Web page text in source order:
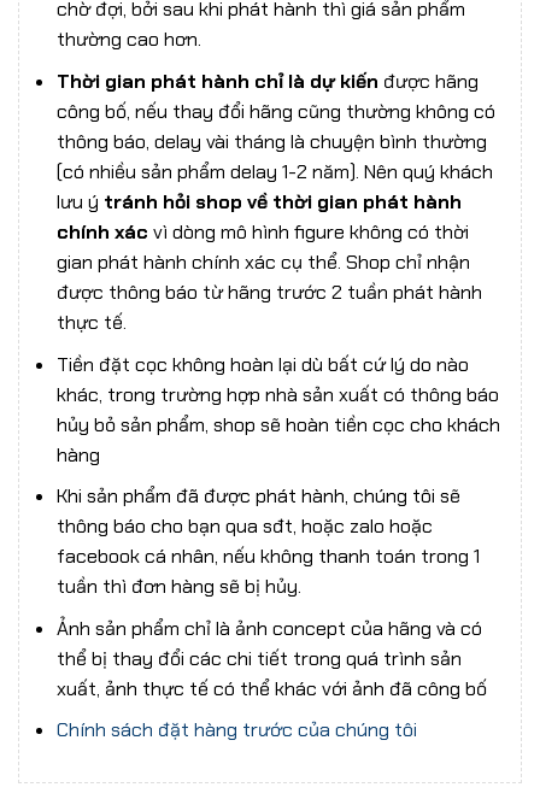
chờ đợi, bởi sau khi phát hành thì giá sản phẩm
thường cao hơn.
Thời gian phát hành chỉ là dự kiến được hãng
công bố, nếu thay đổi hãng cũng thường không có
thông báo, delay vài tháng là chuyện bình thường
(có nhiều sản phẩm delay 1-2 năm). Nên quý khách
lưu ý tránh hỏi shop về thời gian phát hành
chính xác vì dòng mô hình figure không có thời
gian phát hành chính xác cụ thể. Shop chỉ nhận
được thông báo từ hãng trước 2 tuần phát hành
thực tế.
Tiền đặt cọc không hoàn lại dù bất cứ lý do nào
khác, trong trường hợp nhà sản xuất có thông báo
hủy bỏ sản phẩm, shop sẽ hoàn tiền cọc cho khách
hàng
Khi sản phẩm đã được phát hành, chúng tôi sẽ
thông báo cho bạn qua sđt, hoặc zalo hoặc
facebook cá nhân, nếu không thanh toán trong 1
tuần thì đơn hàng sẽ bị hủy.
Ảnh sản phẩm chỉ là ảnh concept của hãng và có
thể bị thay đổi các chi tiết trong quá trình sản
xuất, ảnh thực tế có thể khác với ảnh đã công bố
Chính sách đặt hàng trước của chúng tôi